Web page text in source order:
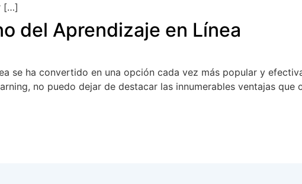
[…]
del Aprendizaje en Línea
se ha convertido en una opción cada vez más popular y
no puedo dejar de destacar las innumerables ventajas que